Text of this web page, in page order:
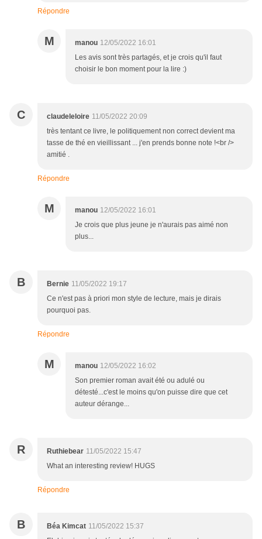
Répondre
M manou 12/05/2022 16:01
Les avis sont très partagés, et je crois qu'il faut
choisir le bon moment pour la lire :)
C claudeleloire 11/05/2022 20:09
très tentant ce livre, le politiquement non correct devient ma
tasse de thé en vieillissant ... j'en prends bonne note !<br />
amitié .
Répondre
M manou 12/05/2022 16:01
Je crois que plus jeune je n'aurais pas aimé non
plus...
B Bernie 11/05/2022 19:17
Ce n'est pas à priori mon style de lecture, mais je dirais
pourquoi pas.
Répondre
M manou 12/05/2022 16:02
Son premier roman avait été ou adulé ou
détesté...c'est le moins qu'on puisse dire que cet
auteur dérange...
R Ruthiebear 11/05/2022 15:47
What an interesting review! HUGS
Répondre
B Béa Kimcat 11/05/2022 15:37